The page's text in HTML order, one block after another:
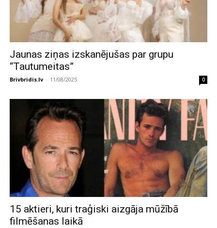
Jaunas ziņas izskanējušas par grupu
“Tautumeitas”
Brivbridis.lv - 11/08/2025 0
15 aktieri, kuri traģiski aizgāja mūžībā
filmēšanas laikā